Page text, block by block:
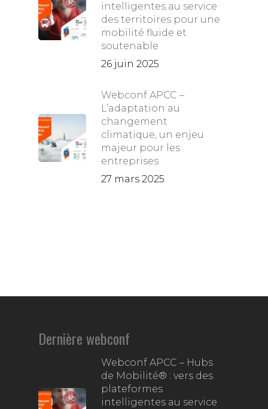
intelligentes au service
des territoires pour une
mobilité fluide et
soutenable
26 juin 2025
Webconf APCC –
L’adaptation au
changement
climatique, un enjeu
majeur pour les
entreprises
27 mars 2025
Dernière webconf
Webconf APCC – Hubs
de Mobilité® : vers des
plateformes
intelligentes au service